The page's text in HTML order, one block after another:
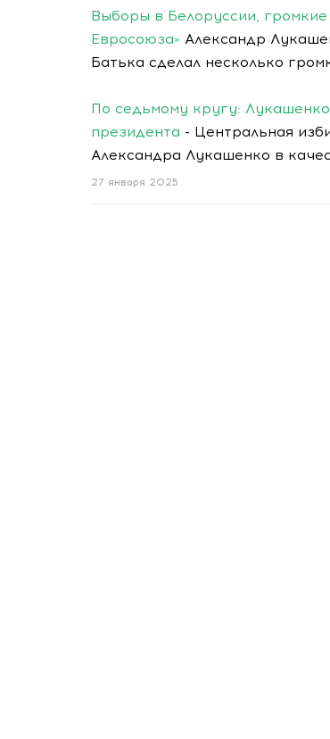
Выборы в Белоруссии,
Евросоюза» Александр
Батька сделал несколько
По седьмому кругу:
президента - Центральная
Александра Лукашенко в
27 января 2025